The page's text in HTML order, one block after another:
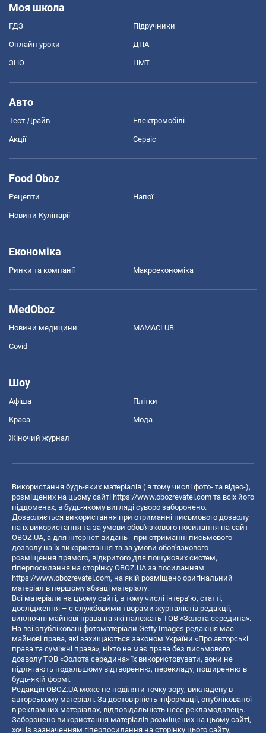
Моя школа
ГДЗ Підручники
Онлайн уроки ДПА
ЗНО НМТ
Авто
Тест Драйв Електромобілі
Акції Сервіс
Food Oboz
Рецепти Напої
Новини Кулінарії
Економіка
Ринки та компанії Макроекономіка
MedOboz
Новини медицини MAMACLUB
Covid
Шоу
Афіша Плітки
Краса Мода
Жіночий журнал
Використання будь-яких матеріалів ( в тому числі фото- та відео-),
розміщених на цьому сайті https://www.obozrevatel.com та всіх його
піддоменах, в будь-якому вигляді суворо заборонено.
Дозволяється використання при отриманні письмового дозволу
на їх використання та за умови обов'язкового посилання на сайт
OBOZ.UA, а для інтернет-видань - при отриманні письмового
дозволу на їх використання та за умови обов'язкового
розміщення прямого, відкритого для пошукових систем,
гіперпосилання на сторінку OBOZ.UA за посиланням
https://www.obozrevatel.com, на якій розміщено оригінальний
матеріал в першому абзаці матеріалу.
Всі матеріали на цьому сайті, в тому числі інтерв’ю, статті,
дослідження – є службовими творами журналістів редакції,
виключні майнові права на які належать ТОВ «Золота середина».
На всі опубліковані фотоматеріали Getty Images редакція має
майнові права, які захищаються законом України «Про авторські
права та суміжні права», ніхто не має права без письмового
дозволу ТОВ «Золота середина» їх використовувати, вони не
підлягають подальшому відтворенню, перекладу, поширенню в
будь-якій формі.
Редакція OBOZ.UA може не поділяти точку зору, викладену в
авторському матеріалі. За достовірність інформації, опублікованої
в рекламних матеріалах, відповідальність несе рекламодавець.
Заборонено використання матеріалів розміщених на цьому сайті,
хоч із зазначенням гіперпосилання на сторінку цього сайту,